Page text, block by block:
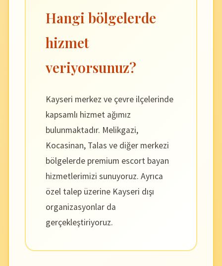
Hangi bölgelerde
hizmet
veriyorsunuz?
Kayseri merkez ve çevre ilçelerinde
kapsamlı hizmet ağımız
bulunmaktadır. Melikgazi,
Kocasinan, Talas ve diğer merkezi
bölgelerde premium escort bayan
hizmetlerimizi sunuyoruz. Ayrıca
özel talep üzerine Kayseri dışı
organizasyonlar da
gerçekleştiriyoruz.